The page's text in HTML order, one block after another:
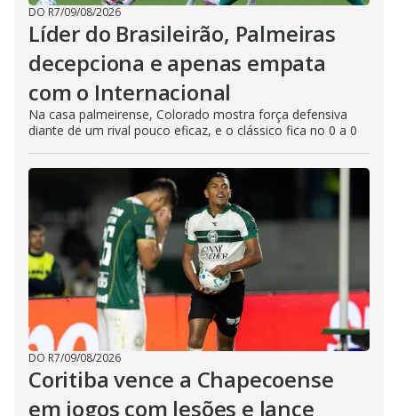
DO R7/09/08/2026
Líder do Brasileirão, Palmeiras
decepciona e apenas empata
com o Internacional
Na casa palmeirense, Colorado mostra força defensiva
diante de um rival pouco eficaz, e o clássico fica no 0 a 0
DO R7/09/08/2026
Coritiba vence a Chapecoense
em jogos com lesões e lance